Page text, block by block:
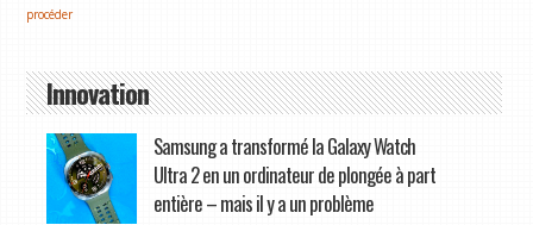
procéder
Innovation
Samsung a transformé la Galaxy Watch
Ultra 2 en un ordinateur de plongée à part
entière – mais il y a un problème